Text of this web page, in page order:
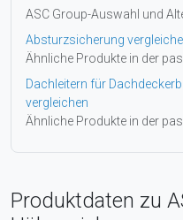
ASC Group-Auswahl und
Absturzsicherung
Ähnliche Produkte in der
Dachleitern für
vergleichen
Ähnliche Produkte in der
Produktdaten zu